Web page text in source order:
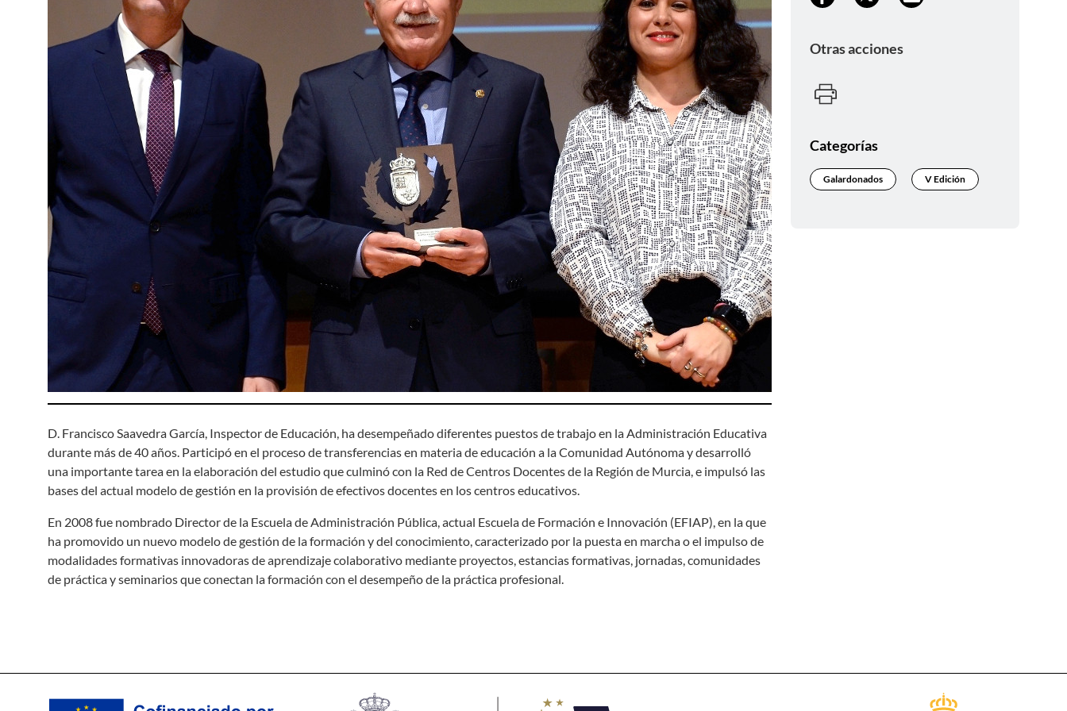
D. Francisco Saavedra García, Inspector de Educación, ha desempeñado diferentes puestos de trabajo en la Administración Educativa
durante más de 40 años. Participó en el proceso de transferencias en materia de educación a la Comunidad Autónoma y desarrolló
una importante tarea en la elaboración del estudio que culminó con la Red de Centros Docentes de la Región de Murcia, e impulsó las
bases del actual modelo de gestión en la provisión de efectivos docentes en los centros educativos.
En 2008 fue nombrado Director de la Escuela de Administración Pública, actual Escuela de Formación e Innovación (EFIAP), en la que
ha promovido un nuevo modelo de gestión de la formación y del conocimiento, caracterizado por la puesta en marcha o el impulso de
modalidades formativas innovadoras de aprendizaje colaborativo mediante proyectos, estancias formativas, jornadas, comunidades
de práctica y seminarios que conectan la formación con el desempeño de la práctica profesional.
Otras acciones
Categorías
Galardonados V Edición